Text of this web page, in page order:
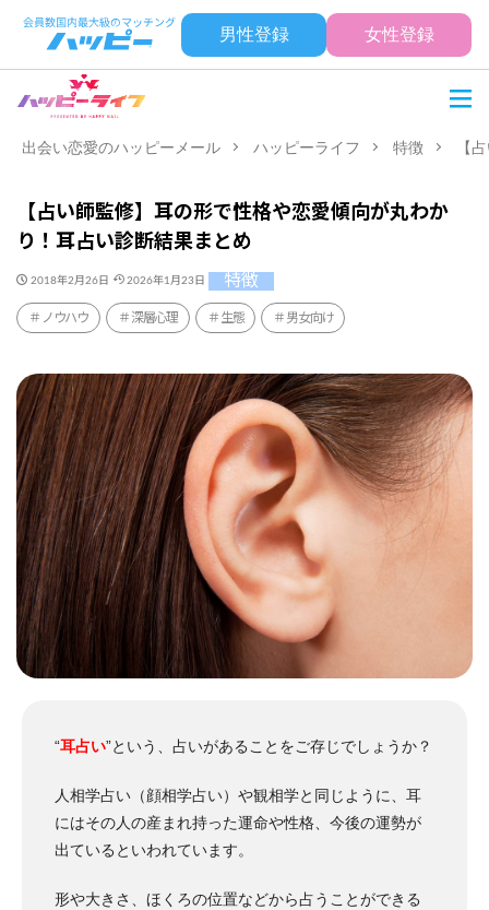
男性登録 女性登録
出会い恋愛のハッピーメール ハッピーライフ 特徴 【
【占い師監修】耳の形で性格や恋愛傾向が丸わか
り！耳占い診断結果まとめ
2018年2月26日 2026年1月23日 特徴
ノウハウ 深層心理 生態 男女向け
“耳占い”という、占いがあることをご存じでしょうか？
人相学占い（顔相学占い）や観相学と同じように、耳
にはその人の産まれ持った運命や性格、今後の運勢が
出ているといわれています。
形や大きさ、ほくろの位置などから占うことができる